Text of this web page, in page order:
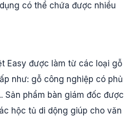
có thể chứa được nhiều
Easy được làm từ các loại gỗ
như: gỗ công nghiệp có phủ
Sản phẩm bàn giám đốc được
hộc tủ di dộng giúp cho văn